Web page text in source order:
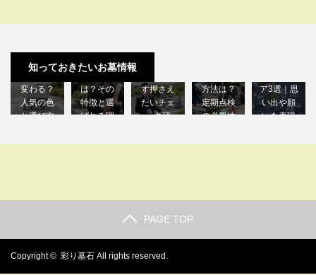
知っておきたいお墓情報
墓石の色
変わる？
人気の色
と選び方
は？その
特徴と選
ばれる理
ず押さえ
たいチェ
ック項
方法は？
定期点検
の必要性
ア3選｜思
い出や願
いを表現
PAGE TOP
Copyright © 彩り墓石 All rights reserved.